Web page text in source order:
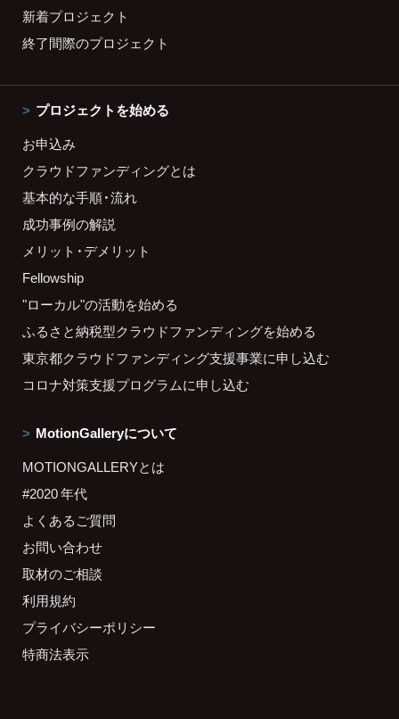
新着プロジェクト
終了間際のプロジェクト
プロジェクトを始める
お申込み
クラウドファンディングとは
基本的な手順・流れ
成功事例の解説
メリット・デメリット
Fellowship
"ローカル"の活動を始める
ふるさと納税型クラウドファンディングを始める
東京都クラウドファンディング支援事業に申し込む
コロナ対策支援プログラムに申し込む
MotionGalleryについて
MOTIONGALLERYとは
#2020 年代
よくあるご質問
お問い合わせ
取材のご相談
利用規約
プライバシーポリシー
特商法表示